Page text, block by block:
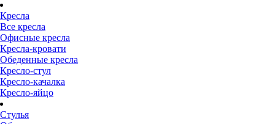
Кресла
Все кресла
Офисные кресла
Кресла-кровати
Обеденные кресла
Кресло-стул
Кресло-качалка
Кресло-яйцо
Стулья